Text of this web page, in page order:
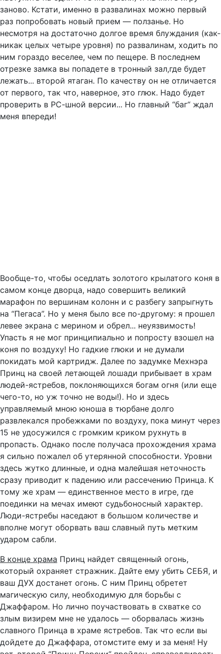
заново. Кстати, именно в развалинах можно первый
раз попробовать новый прием — ползанье. Но
несмотря на достаточно долгое время блуждания (как-
никак целых четыре уровня) по развалинам, ходить по
ним гораздо веселее, чем по пещере. В последнем
отрезке замка вы попадете в тронный зал,где будет
лежать... второй ятаган. По качеству он не отличается
от первого, так что, наверное, это глюк. Надо будет
проверить в РС-шной версии... Но главный “баг“ ждал
меня впереди!
Вообще-то, чтобы оседлать золотого крылатого коня в
самом конце дворца, надо совершить великий
марафон по вершинам колонн и с разбегу запрыгнуть
на “Пегаса”. Но у меня было все по-другому: я прошел
левее экрана с мерином и обрел... неуязвимость!
Упасть я не мог принципиально и попросту взошел на
коня по воздуху! Но гадкие глюки и не думали
покидать мой картридж. Далее по задумке Мехнэра
Принц на своей летающей лошади прибывает в храм
людей-ястребов, поклоняющихся богам огня (или еще
чего-то, но уж точно не воды!). Но и здесь
управляемый мною юноша в тюрбане долго
развлекался пробежками по воздуху, пока минут через
15 не удосужился с громким криком рухнуть в
пропасть. Однако после получаса прохождения храма
я сильно пожалел об утерянной способности. Уровни
здесь жутко длинные, и одна малейшая неточность
сразу приводит к падению или рассечению Принца. К
тому же храм — единственное место в игре, где
поединки на мечах имеют судьбоносный характер.
Люди-ястребы наседают в большом количестве и
вполне могут оборвать ваш славный путь метким
ударом сабли.
В конце храма Принц найдет священный огонь,
который охраняет стражник. Дайте ему убить СЕБЯ, и
ваш ДУХ достанет огонь. С ним Принц обретет
магическую силу, необходимую для борьбы с
Джаффаром. Но лично поучаствовать в схватке со
злым визирем мне не удалось — оборвалась жизнь
славного Принца в храме ястребов. Так что если вы
дойдете до Джаффара, отомстите ему и за меня! Ну